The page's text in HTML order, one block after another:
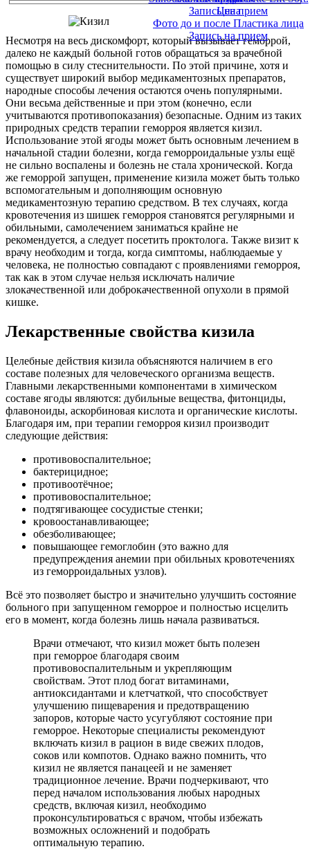
Цена
Фото до и после Пластика лица
Запись на прием
Запись на прием
Несмотря на весь дискомфорт, который вызывает геморрой,
далеко не каждый больной готов обращаться за врачебной
помощью в силу стеснительности. По этой причине, хотя и
существует широкий выбор медикаментозных препаратов,
народные способы лечения остаются очень популярными.
Они весьма действенные и при этом (конечно, если
учитываются противопоказания) безопасные. Одним из таких
природных средств терапии геморроя является кизил.
Использование этой ягоды может быть основным лечением в
начальной стадии болезни, когда геморроидальные узлы ещё
не сильно воспалены и болезнь не стала хронической. Когда
же геморрой запущен, применение кизила может быть только
вспомогательным и дополняющим основную
медикаментозную терапию средством. В тех случаях, когда
кровотечения из шишек геморроя становятся регулярными и
обильными, самолечением заниматься крайне не
рекомендуется, а следует посетить проктолога. Также визит к
врачу необходим и тогда, когда симптомы, наблюдаемые у
человека, не полностью совпадают с проявлениями геморроя,
так как в этом случае нельзя исключать наличие
злокачественной или доброкачественной опухоли в прямой
кишке.
Лекарственные свойства кизила
Целебные действия кизила объясняются наличием в его
составе полезных для человеческого организма веществ.
Главными лекарственными компонентами в химическом
составе ягоды являются: дубильные вещества, фитонциды,
флавоноиды, аскорбиновая кислота и органические кислоты.
Благодаря им, при терапии геморроя кизил производит
следующие действия:
противовоспалительное;
бактерицидное;
противоотёчное;
противовоспалительное;
подтягивающее сосудистые стенки;
кровоостанавливающее;
обезболивающее;
повышающее гемоглобин (это важно для
предупреждения анемии при обильных кровотечениях
из геморроидальных узлов).
Всё это позволяет быстро и значительно улучшить состояние
больного при запущенном геморрое и полностью исцелить
его в момент, когда болезнь лишь начала развиваться.
Врачи отмечают, что кизил может быть полезен
при геморрое благодаря своим
противовоспалительным и укрепляющим
свойствам. Этот плод богат витаминами,
антиоксидантами и клетчаткой, что способствует
улучшению пищеварения и предотвращению
запоров, которые часто усугубляют состояние при
геморрое. Некоторые специалисты рекомендуют
включать кизил в рацион в виде свежих плодов,
соков или компотов. Однако важно помнить, что
кизил не является панацеей и не заменяет
традиционное лечение. Врачи подчеркивают, что
перед началом использования любых народных
средств, включая кизил, необходимо
проконсультироваться с врачом, чтобы избежать
возможных осложнений и подобрать
оптимальную терапию.